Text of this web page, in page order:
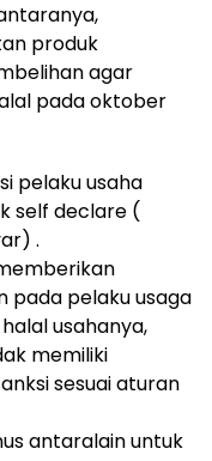
produk
agar
pada oktober
pelaku usaha
self declare (
.
pada pelaku usaga
usahanya,
memiliki
sesuai aturan
antaralain untuk